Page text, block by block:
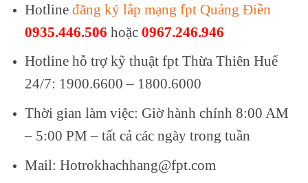
Hotline đăng ký lắp mạng fpt Quảng Điền
0935.446.506 hoặc 0967.246.946
Hotline hỗ trợ kỹ thuật fpt Thừa Thiên Huế
24/7: 1900.6600 – 1800.6000
Thời gian làm việc: Giờ hành chính 8:00 AM
– 5:00 PM – tất cả các ngày trong tuần
Mail: Hotrokhachhang@fpt.com